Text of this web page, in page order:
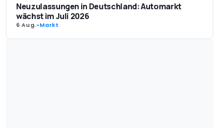
Neuzulassungen in Deutschland: Automarkt
wächst im Juli 2026
6 Aug.-Markt